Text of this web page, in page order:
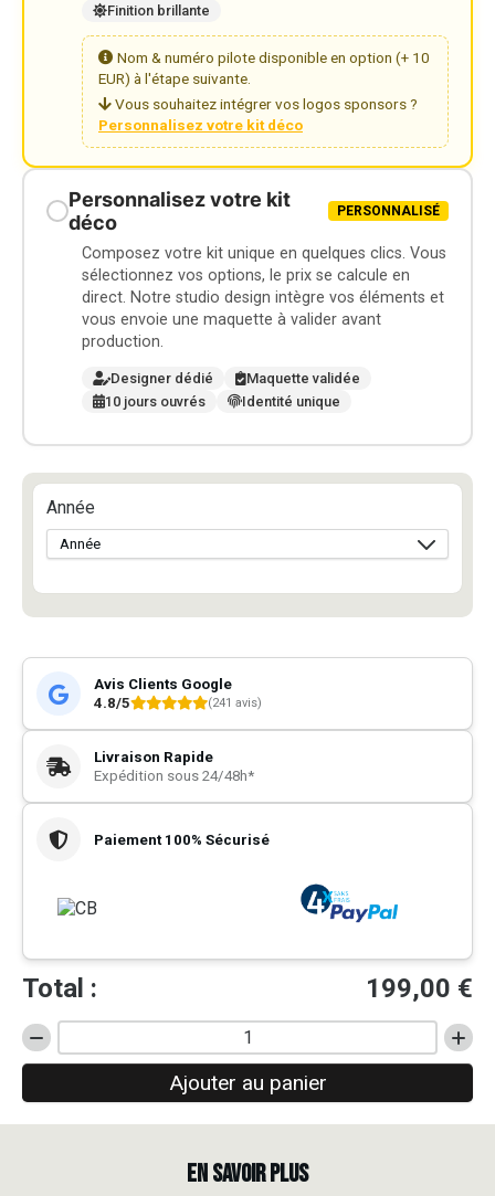
Finition brillante
Nom & numéro pilote disponible en option (+ 10
EUR) à l'étape suivante.
Vous souhaitez intégrer vos logos sponsors ?
Personnalisez votre kit déco
Personnalisez votre kit
déco
PERSONNALISÉ
Composez votre kit unique en quelques clics. Vous
sélectionnez vos options, le prix se calcule en
direct. Notre studio design intègre vos éléments et
vous envoie une maquette à valider avant
production.
Designer dédié
Maquette validée
10 jours ouvrés
Identité unique
Année
Avis Clients Google
4.8/5
(241 avis)
Livraison Rapide
Expédition sous 24/48h*
Paiement 100% Sécurisé
Total : 199,00 €
quantité
de
Quad
Ajouter au panier
EN SAVOIR PLUS